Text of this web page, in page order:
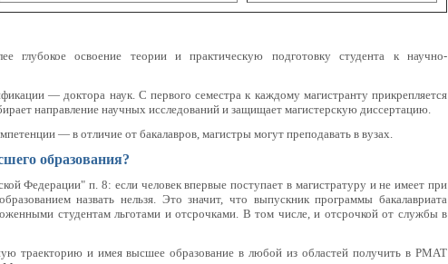
глубокое освоение теории и практическую подготовку студента к научно-
— доктора наук. С первого семестра к каждому магистранту прикрепляется
направление научных исследований и защищает магистерскую диссертацию.
— в отличие от бакалавров, магистры могут преподавать в вузах.
образования?
Федерации" п. 8: если человек впервые поступает в магистратуру и не имеет при
назвать нельзя. Это значит, что выпускник программы бакалавриата
студентам льготами и отсрочками. В том числе, и отсрочкой от службы в
траекторию и имея высшее образование в любой из областей получить в РМАТ